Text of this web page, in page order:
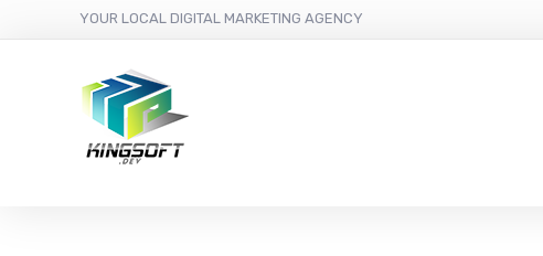
YOUR LOCAL DIGITAL MARKETING AGENCY